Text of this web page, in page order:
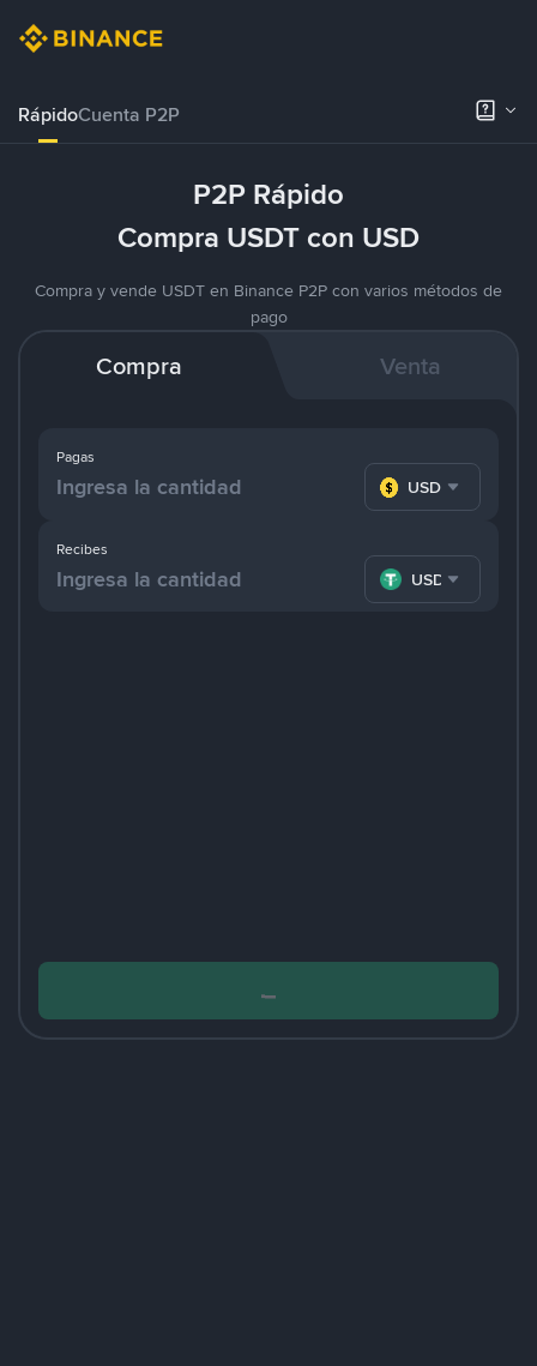
RápidoCuenta P2P
P2P Rápido
Compra USDT con USD
Compra y vende USDT en Binance P2P con varios métodos de
pago
Compra Venta
Pagas
USD
Recibes
USDT